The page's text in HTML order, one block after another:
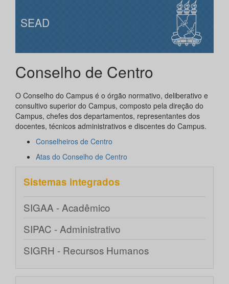
SEAD
Conselho de Centro
O Conselho do Campus é o órgão normativo, deliberativo e
consultivo superior do Campus, composto pela direção do
Campus, chefes dos departamentos, representantes dos
docentes, técnicos administrativos e discentes do Campus.
Conselheiros de Centro
Atas do Conselho de Centro
Sistemas integrados
SIGAA - Acadêmico
SIPAC - Administrativo
SIGRH - Recursos Humanos